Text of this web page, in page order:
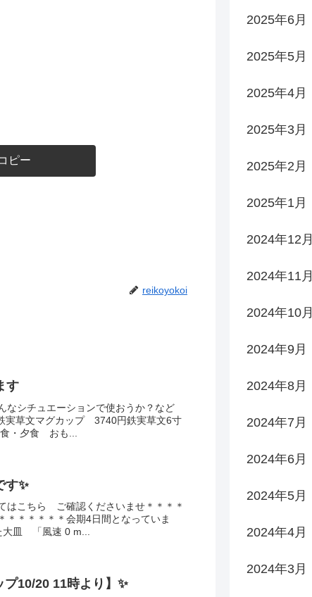
ピー
reikoyokoi
す
なシチュエーションで使おうか？など
実草文マグカップ 3740円鉄実草文6寸
・夕食 おも...
す✨
こちら ご確認くださいませ＊＊＊＊
＊＊＊＊＊＊会期4日間となっていま
皿 「風速 0 m...
10/20 11時より】✨
2025年6月
2025年5月
2025年4月
2025年3月
2025年2月
2025年1月
2024年12月
2024年11月
2024年10月
2024年9月
2024年8月
2024年7月
2024年6月
2024年5月
2024年4月
2024年3月